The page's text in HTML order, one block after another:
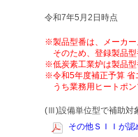
令和7年5月2日時点
※製品型番は、メーカー
そのため、登録製品
※低炭素工業炉は製品型
※令和5年度補正予算 省
うち業務用ヒートポ
(Ⅲ)設備単位型で補助対
その他ＳＩＩが